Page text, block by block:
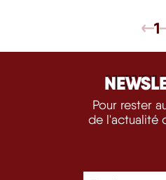
1
Pour rester
de l'actualité